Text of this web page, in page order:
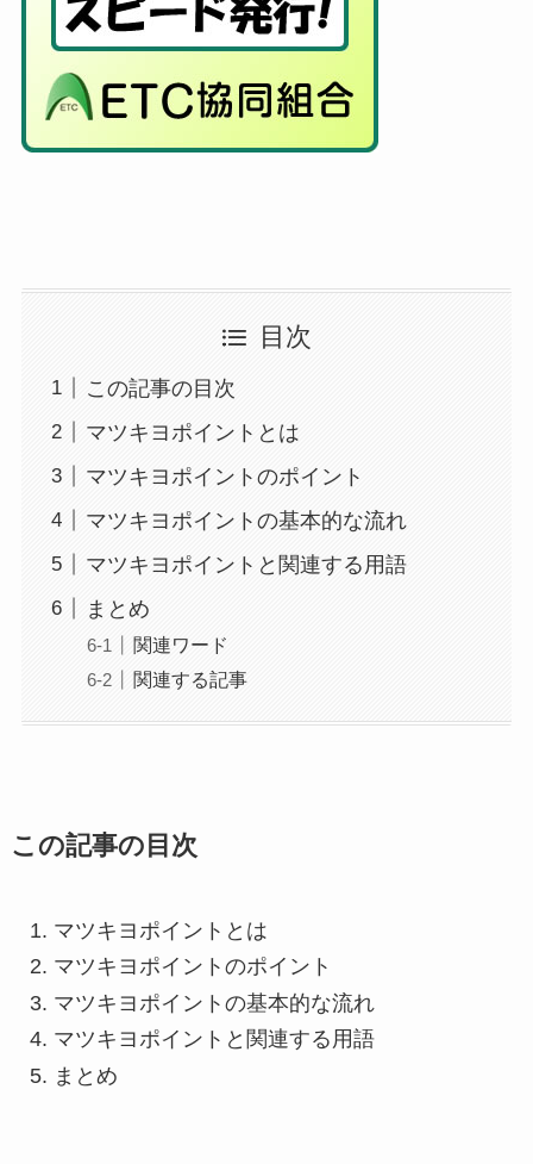
目次
この記事の目次
マツキヨポイントとは
マツキヨポイントのポイント
マツキヨポイントの基本的な流れ
マツキヨポイントと関連する用語
まとめ
関連ワード
関連する記事
この記事の目次
マツキヨポイントとは
マツキヨポイントのポイント
マツキヨポイントの基本的な流れ
マツキヨポイントと関連する用語
まとめ